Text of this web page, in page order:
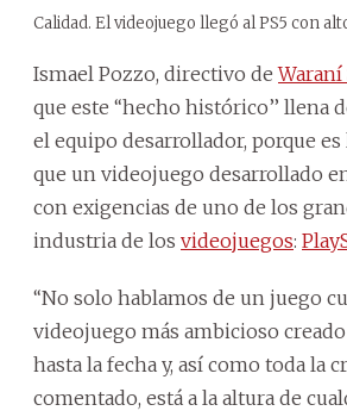
Calidad. El videojuego llegó al PS5 con
Ismael Pozzo, directivo de
que este ‘‘hecho histórico’’ llena
el equipo desarrollador, porque
que un videojuego desarrollado
con exigencias de uno de los
industria de los videojuegos:
‘‘No solo hablamos de un juego
videojuego más ambicioso
hasta la fecha y, así como toda la
comentado, está a la altura de